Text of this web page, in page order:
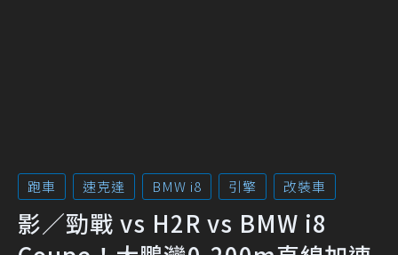
跑車 速克達 BMW i8 引擎 改裝車
影／勁戰 vs H2R vs BMW i8